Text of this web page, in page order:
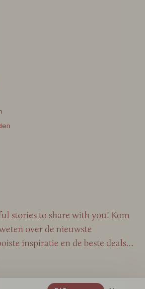
stories to share with you! Kom
over de nieuwste
inspiratie en de beste deals…